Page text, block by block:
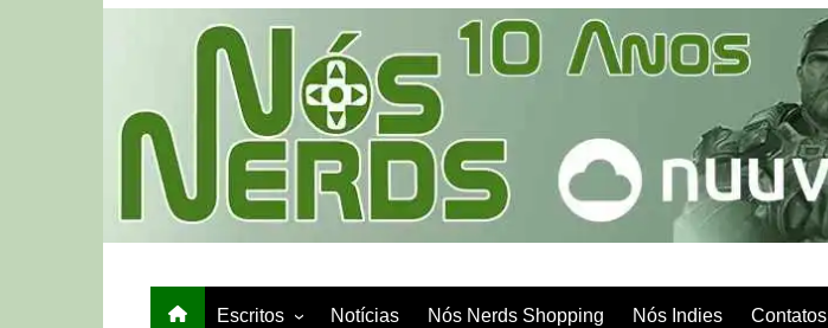
Escritos Notícias Nós Nerds Shopping Nós Indies Contatos